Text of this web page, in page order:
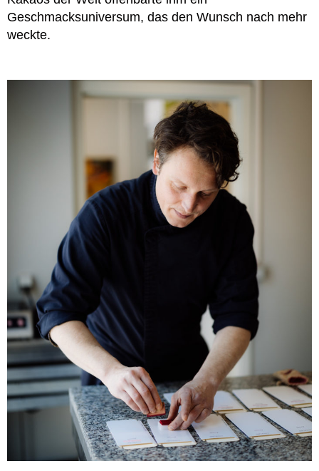
Geschmacksuniversum, das den Wunsch nach mehr
weckte.